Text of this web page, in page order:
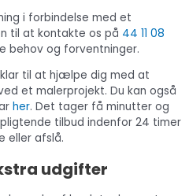
i forbindelse med et
til at kontakte os på 44 11 08
behov og forventninger.
til at hjælpe dig med at
et malerprojekt. Du kan også
her. Det tager få minutter og
tilbud indenfor 24 timer
eller afslå.
udgifter